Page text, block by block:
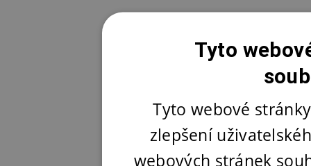
Tyto
Tyto webové
zlepšení
webových stránek